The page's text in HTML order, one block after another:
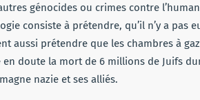
génocides ou crimes contre
consiste à prétendre, qu’il n’y a pas
aussi prétendre que les chambres à
en doute la mort de 6 millions de Juifs
nazie et ses alliés.